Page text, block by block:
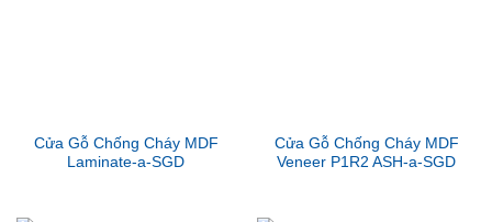
Cửa Gỗ Chống Cháy MDF
Laminate-a-SGD
Cửa Gỗ Chống Cháy MDF
Veneer P1R2 ASH-a-SGD